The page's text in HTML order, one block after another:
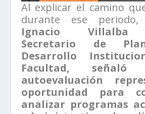
Al explicar el camino
durante ese periodo,
Ignacio Villalba
Secretario de
Desarrollo
Facultad,
autoevaluación
oportunidad para
analizar programas